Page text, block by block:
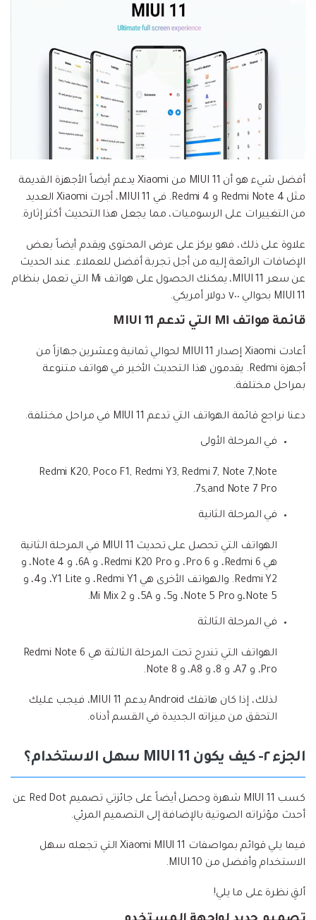
أفضل شيء هو أن MIUI 11 من Xiaomi يدعم أيضاً الأجهزة القديمة
مثل Redmi Note 4 و Redmi 4. في MIUI 11، أجرت Xiaomi العديد
من التغييرات على الرسوميات، مما يجعل هذا التحديث أكثر إثارة.
علاوة على ذلك، فهو يركز على عرض المحتوى ويقدم أيضاً بعض
الإضافات الرائعة إليه من أجل تجربة أفضل للعملاء. عند الحديث
عن سعر MIUI 11، يمكنك الحصول على هواتف Mi التي تعمل بنظام
MIUI 11 بحوالي ٧٠٠ دولار أمريكي.
قائمة هواتف Mi التي تدعم MIUI 11
أعادت Xiaomi إصدار MIUI 11 لحوالي ثمانية وعشرين جهازاً من
أجهزة Redmi. يقدمون هذا التحديث الأخير في هواتف متنوعة
بمراحل مختلفة.
دعنا نراجع قائمة الهواتف التي تدعم MIUI 11 في مراحل مختلفة.
في المرحلة الأولى
Redmi K20, Poco F1, Redmi Y3, Redmi 7, Note 7,Note
7s,and Note 7 Pro.
في المرحلة الثانية
الهواتف التي تحصل على تحديث MIUI 11 في المرحلة الثانية
هي Redmi 6، و 6 Pro، و Redmi K20 Pro، و 6A، و Note 4، و
Redmi Y2. والهواتف الأخرى هي Redmi Y1، و Y1 Lite، و4، و
Note 5،و Note 5 Pro، و5، و 5A، و Mi Mix 2.
في المرحلة الثالثة
الهواتف التي تندرج تحت المرحلة الثالثة هي Redmi Note 6
Pro، و A7، و 8، و A8، و Note 8.
لذلك، إذا كان هاتفك Android يدعم MIUI 11، فيجب عليك
التحقق من ميزاته الجديدة في القسم أدناه.
الجزء ٢- كيف يكون MIUI 11 سهل الاستخدام؟
كسب MIUI 11 شهرة وحصل أيضاً على جائزتي تصميم Red Dot عن
أحدث مؤثراته الصوتية بالإضافة إلى التصميم المرئي.
فيما يلي قوائم بمواصفات Xiaomi MIUI 11 التي تجعله سهل
الاستخدام وأفضل من MIUI 10.
ألقِ نظرة على ما يلي!